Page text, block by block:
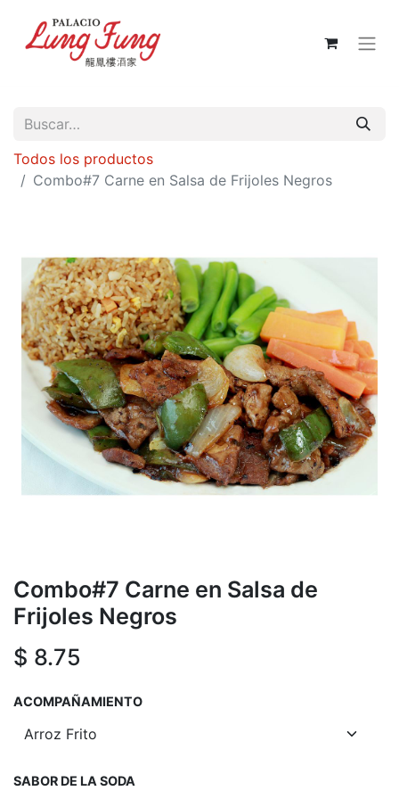
Todos los productos
Combo#7 Carne en Salsa de Frijoles Negros
Combo#7 Carne en Salsa de
Frijoles Negros
$ 8.75
ACOMPAÑAMIENTO
SABOR DE LA SODA